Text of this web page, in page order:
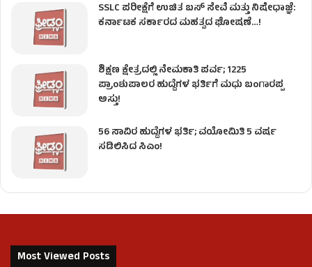
SSLC ಪರೀಕ್ಷೆಗೆ ಉಚಿತ ಬಸ್ ಸೇವೆ ಮತ್ತು ನಿಷೇಧಾಜ್ಞೆ:
ಕರ್ನಾಟಕ ಸರ್ಕಾರದ ಮಹತ್ವದ ಘೋಷಣೆ…!
ಶಿಕ್ಷಣ ಕ್ಷೇತ್ರದಲ್ಲಿ ನೇಮಕಾತಿ ಪರ್ವ; 1225
ಪ್ರಾಂಶುಪಾಲರ ಹುದ್ದೆಗಳ ಭರ್ತಿಗೆ ಮಧು ಬಂಗಾರಪ್ಪ
ಅಸ್ತು!
56 ಸಾವಿರ ಹುದ್ದೆಗಳ ಭರ್ತಿ; ವಯೋಮಿತಿ 5 ವರ್ಷ
ಸಡಿಲಿಸಿದ ಸಿಎಂ!
Most Viewed Posts